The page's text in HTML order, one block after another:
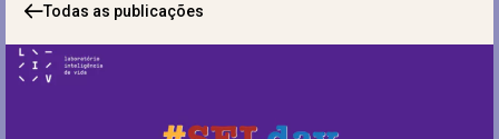
Todas as publicações